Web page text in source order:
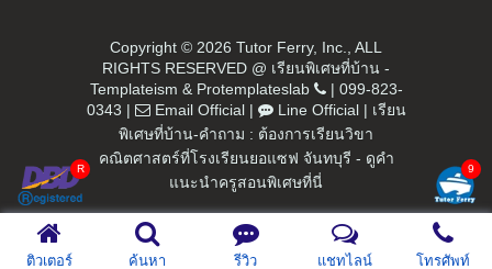
Copyright © 2026 Tutor Ferry, Inc., ALL
RIGHTS RESERVED @ เรียนพิเศษที่บ้าน -
Templateism & Protemplateslab | 099-823-
0343 | Email Official| Line Official| เรียน
พิเศษที่บ้าน-คำถาม : ต้องการเรียนวิขา
คณิตศาสตร์ที่โรงเรียนยอแซฟ จันทบุรี - ดูคำ
แนะนำครูสอนพิเศษที่นี่
ติวเตอร์ ค้นหา รีวิว แชทไลน์ โทรศัพท์